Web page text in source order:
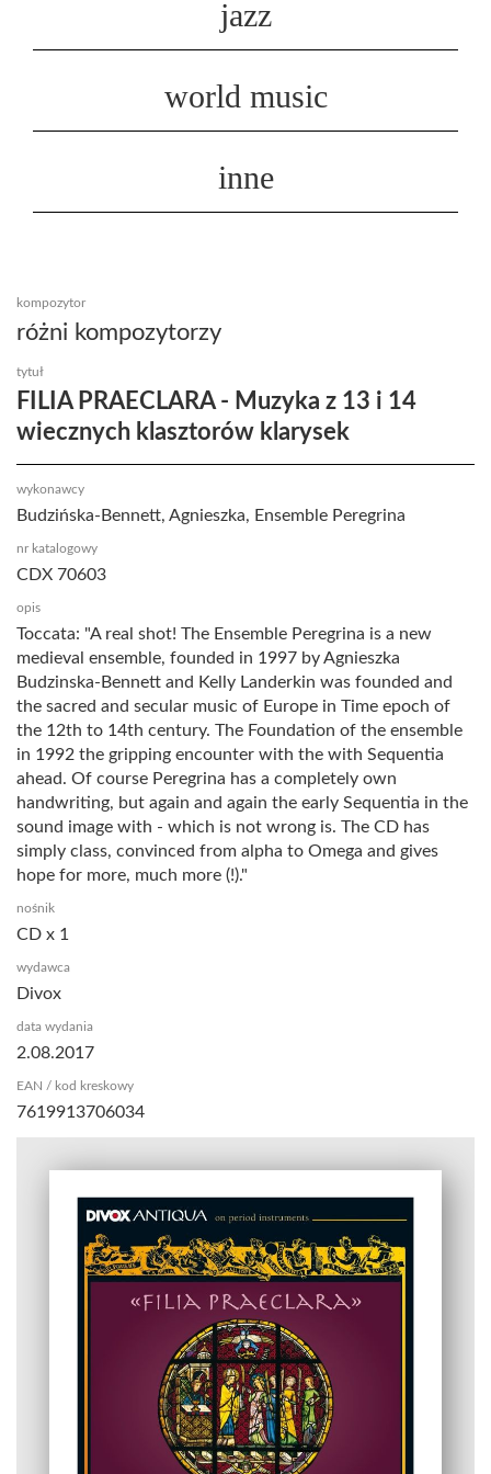
jazz
world music
inne
kompozytor
różni kompozytorzy
tytuł
FILIA PRAECLARA - Muzyka z 13 i 14
wiecznych klasztorów klarysek
wykonawcy
Budzińska-Bennett, Agnieszka, Ensemble Peregrina
nr katalogowy
CDX 70603
opis
Toccata: "A real shot! The Ensemble Peregrina is a new
medieval ensemble, founded in 1997 by Agnieszka
Budzinska-Bennett and Kelly Landerkin was founded and
the sacred and secular music of Europe in Time epoch of
the 12th to 14th century. The Foundation of the ensemble
in 1992 the gripping encounter with the with Sequentia
ahead. Of course Peregrina has a completely own
handwriting, but again and again the early Sequentia in the
sound image with - which is not wrong is. The CD has
simply class, convinced from alpha to Omega and gives
hope for more, much more (!)."
nośnik
CD x 1
wydawca
Divox
data wydania
2.08.2017
EAN / kod kreskowy
7619913706034